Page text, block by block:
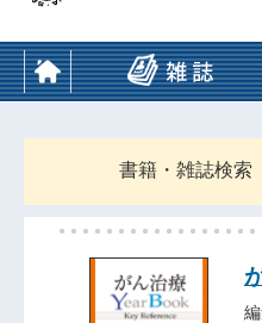
書籍・雑誌検索